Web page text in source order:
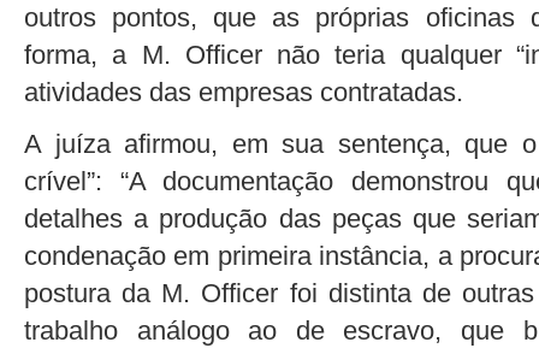
outros pontos, que as próprias oficinas
forma, a M. Officer não teria qualquer
atividades das empresas contratadas.
A juíza afirmou, em sua sentença, que
crível”: “A documentação demonstrou
detalhes a produção das peças que
condenação em primeira instância, a
postura da M. Officer foi distinta de
trabalho análogo ao de escravo, que